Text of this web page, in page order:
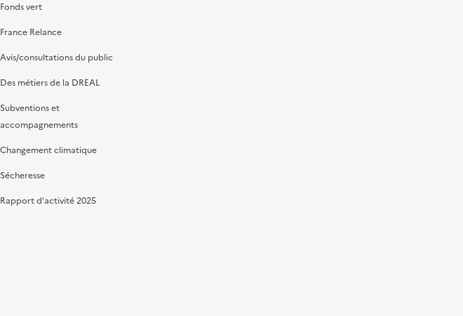
Fonds vert
France Relance
Avis/consultations du public
Des métiers de la DREAL
Subventions et
accompagnements
Changement climatique
Sécheresse
Rapport d’activité 2025